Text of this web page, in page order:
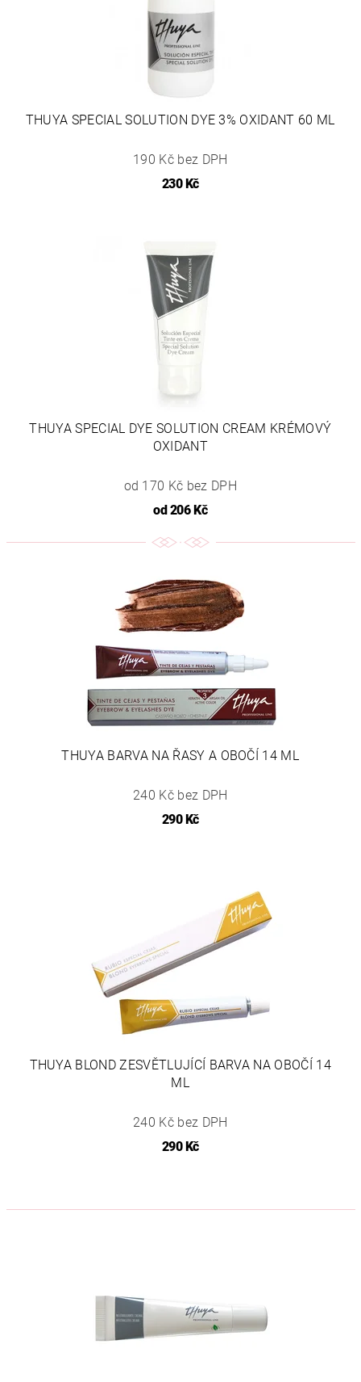
THUYA SPECIAL SOLUTION DYE 3% OXIDANT 60 ML
190 Kč bez DPH
230 Kč
THUYA SPECIAL DYE SOLUTION CREAM KRÉMOVÝ
OXIDANT
od 170 Kč bez DPH
od 206 Kč
THUYA BARVA NA ŘASY A OBOČÍ 14 ML
240 Kč bez DPH
290 Kč
THUYA BLOND ZESVĚTLUJÍCÍ BARVA NA OBOČÍ 14
ML
240 Kč bez DPH
290 Kč